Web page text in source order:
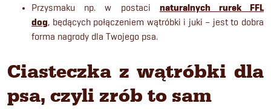
Przysmaku np. w postaci
naturalnych rurek FFL
dog, będących połączeniem wątróbki i juki – jest to dobra
forma nagrody dla Twojego psa.
Ciasteczka z wątróbki dla
psa, czyli zrób to sam